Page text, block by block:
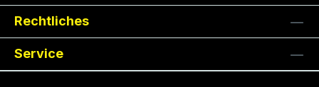
Rechtliches
Service